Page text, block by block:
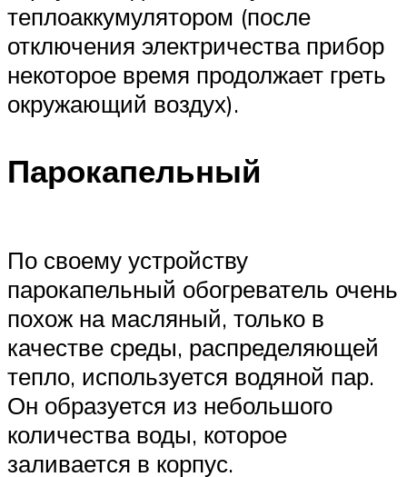
теплоаккумулятором (после
отключения электричества прибор
некоторое время продолжает греть
окружающий воздух).
Парокапельный
По своему устройству
парокапельный обогреватель очень
похож на масляный, только в
качестве среды, распределяющей
тепло, используется водяной пар.
Он образуется из небольшого
количества воды, которое
заливается в корпус.